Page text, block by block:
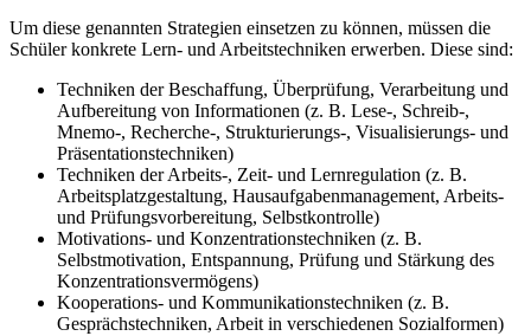
Um diese genannten Strategien einsetzen zu können, müssen die
Schüler konkrete Lern- und Arbeitstechniken erwerben. Diese sind:
Techniken der Beschaffung, Überprüfung, Verarbeitung und
Aufbereitung von Informationen (z. B. Lese-, Schreib-,
Mnemo-, Recherche-, Strukturierungs-, Visualisierungs- und
Präsentationstechniken)
Techniken der Arbeits-, Zeit- und Lernregulation (z. B.
Arbeitsplatzgestaltung, Hausaufgabenmanagement, Arbeits-
und Prüfungsvorbereitung, Selbstkontrolle)
Motivations- und Konzentrationstechniken (z. B.
Selbstmotivation, Entspannung, Prüfung und Stärkung des
Konzentrationsvermögens)
Kooperations- und Kommunikationstechniken (z. B.
Gesprächstechniken, Arbeit in verschiedenen Sozialformen)